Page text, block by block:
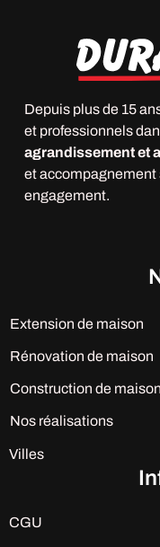
Depuis plus de 15
et professionnels
agrandissement et
et
engagement.
Extension de maison
Rénovation de maison
Construction de
Nos réalisations
Villes
CGU